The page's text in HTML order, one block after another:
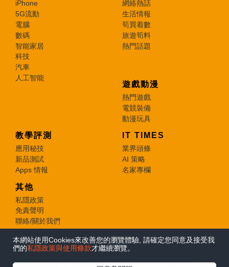
本網站使用Cookies來改善您的瀏覽體驗, 請確定您同意及接受我
們的私隱政策與使用條款才繼續瀏覽。
iPhone
5G流動
電腦
數碼
智能家居
科技
汽車
人工智能
網絡熱話
生活情報
筍買着數
旅遊筍料
熱門話題
遊戲動漫
熱門遊戲
電競裝備
動漫玩具
教學評測
應用秘技
新品測試
Apps 情報
IT TIMES
業界頭條
AI 策略
名家專欄
其他
私隱政策
免責聲明
聯絡/關於我們
© 2026 e-zone. All Rights Reserved.